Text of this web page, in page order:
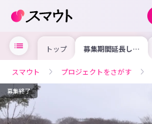
トップ 募集期間延長しま
す！(2/12締切)
鹿角を知るツア
ー おでってくん
だい～
スマウト プロジェクトをさがす
募集終了